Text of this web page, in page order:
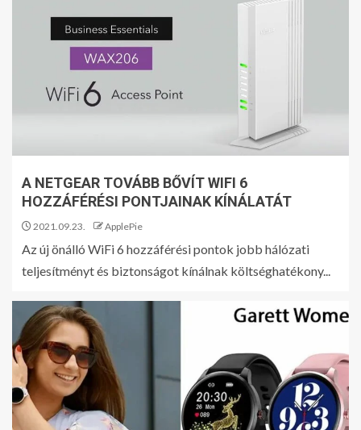
A NETGEAR TOVÁBB BŐVÍT WIFI 6
HOZZÁFÉRÉSI PONTJAINAK KÍNÁLATÁT
2021.09.23. ApplePie
Az új önálló WiFi 6 hozzáférési pontok jobb hálózati
teljesítményt és biztonságot kínálnak költséghatékony...